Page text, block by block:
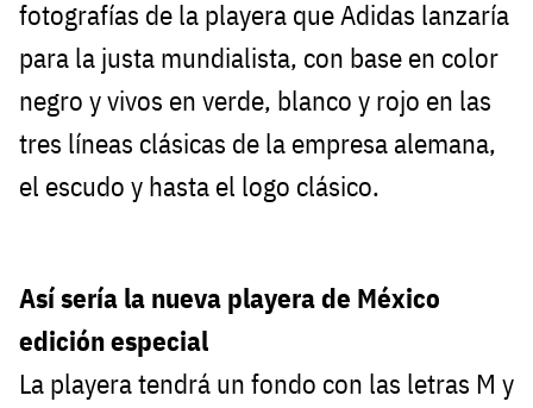
fotografías de la playera que Adidas lanzaría
para la justa mundialista, con base en color
negro y vivos en verde, blanco y rojo en las
tres líneas clásicas de la empresa alemana,
el escudo y hasta el logo clásico.
Así sería la nueva playera de México
edición especial
La playera tendrá un fondo con las letras M y